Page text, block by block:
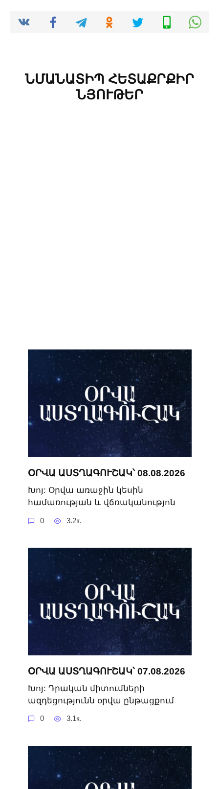
ՆՄԱՆԱՏԻՊ ՀԵՏԱՔՐՔԻՐ
ՆՅՈՒԹԵՐ
ՕՐՎԱ ԱՍՏՂԱԳՈՒՇԱԿ՝ 08.08.2026
Խոյ: Օրվա առաջին կեսին
համառության և վճռականությոն
0 3.2к.
ՕՐՎԱ ԱՍՏՂԱԳՈՒՇԱԿ՝ 07.08.2026
Խոյ: Դրական միտումների
ազդեցությունն օրվա ընթացքում
0 3.1к.